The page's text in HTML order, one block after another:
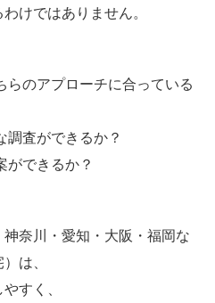
けではありません。
らのアプローチに合っている
調査ができるか？
ができるか？
奈川・愛知・大阪・福岡な
は、
すく、